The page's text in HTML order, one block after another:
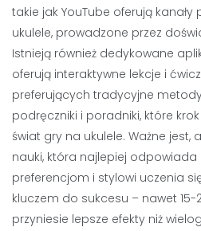
takie jak YouTube oferują
ukulele, prowadzone przez
Istnieją również dedykowane
oferują interaktywne lekcje i
preferujących tradycyjne
podręczniki i poradniki, które
świat gry na ukulele. Ważne
nauki, która najlepiej
preferencjom i stylowi uczenia
kluczem do sukcesu – nawet
przyniesie lepsze efekty niż